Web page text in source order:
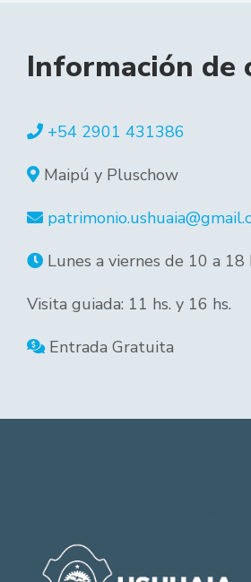
Información de
+54 2901 431386
Maipú y Pluschow
Lunes a viernes de 10 a 18
Visita guiada: 11 hs. y 16 hs.
Entrada Gratuita